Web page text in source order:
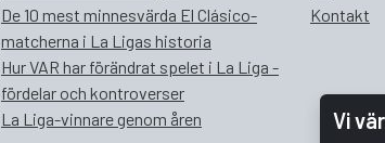
Vi
De 10 mest minnesvärda El Clásico-
matcherna i La Ligas historia
Hur VAR har förändrat spelet i La Liga -
fördelar och kontroverser
La Liga-vinnare genom åren
Kontakt